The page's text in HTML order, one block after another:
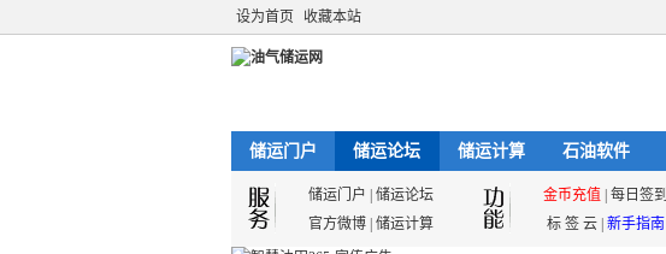
设为首页 收藏本站
储运门户 储运论坛 储运计算 石油软件
储运门户 储运论坛 金币充值 每日签到
官方微博 储运计算 标 签 云 新手指南